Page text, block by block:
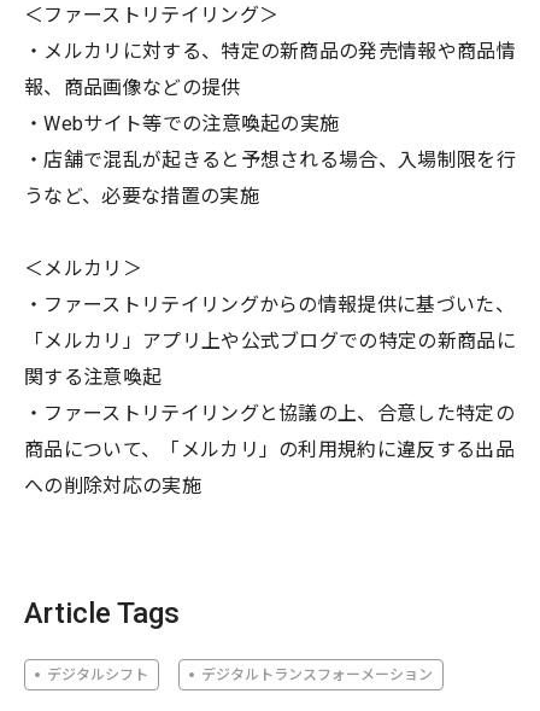
＜ファーストリテイリング＞
・メルカリに対する、特定の新商品の発売情報や商品情
報、商品画像などの提供
・Webサイト等での注意喚起の実施
・店舗で混乱が起きると予想される場合、入場制限を行
うなど、必要な措置の実施
＜メルカリ＞
・ファーストリテイリングからの情報提供に基づいた、
「メルカリ」アプリ上や公式ブログでの特定の新商品に
関する注意喚起
・ファーストリテイリングと協議の上、合意した特定の
商品について、「メルカリ」の利用規約に違反する出品
への削除対応の実施
Article Tags
デジタルシフト デジタルトランスフォーメーション